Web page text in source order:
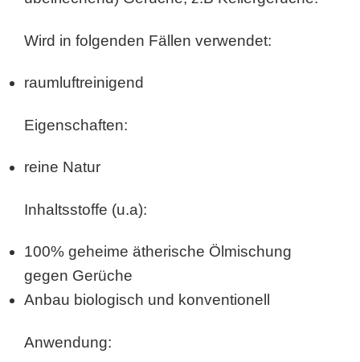
Wird in folgenden Fällen verwendet:
raumluftreinigend
Eigenschaften:
reine Natur
Inhaltsstoffe (u.a):
100% geheime ätherische Ölmischung
gegen Gerüche
Anbau biologisch und konventionell
Anwendung: